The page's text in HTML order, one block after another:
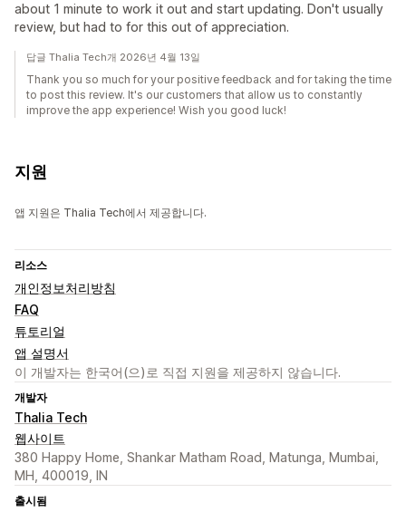
about 1 minute to work it out and start updating. Don't usually
review, but had to for this out of appreciation.
답글 Thalia Tech개 2026년 4월 13일
Thank you so much for your positive feedback and for taking the time
to post this review. It's our customers that allow us to constantly
improve the app experience! Wish you good luck!
지원
앱 지원은 Thalia Tech에서 제공합니다.
리소스
개인정보처리방침
FAQ
튜토리얼
앱 설명서
이 개발자는 한국어(으)로 직접 지원을 제공하지 않습니다.
개발자
Thalia Tech
웹사이트
380 Happy Home, Shankar Matham Road, Matunga, Mumbai,
MH, 400019, IN
출시됨